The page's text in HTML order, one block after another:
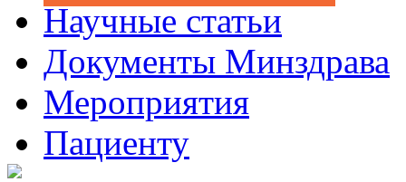
Научные статьи
Документы Минздрава
Мероприятия
Пациенту